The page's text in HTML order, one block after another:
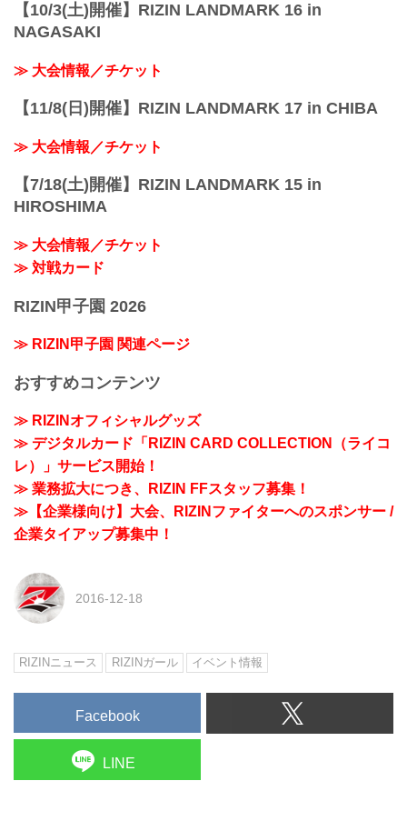
【10/3(土)開催】RIZIN LANDMARK 16 in
NAGASAKI
≫ 大会情報／チケット
【11/8(日)開催】RIZIN LANDMARK 17 in CHIBA
≫ 大会情報／チケット
【7/18(土)開催】RIZIN LANDMARK 15 in
HIROSHIMA
≫ 大会情報／チケット
≫ 対戦カード
RIZIN甲子園 2026
≫ RIZIN甲子園 関連ページ
おすすめコンテンツ
≫ RIZINオフィシャルグッズ
≫ デジタルカード「RIZIN CARD COLLECTION（ライコ
レ）」サービス開始！
≫ 業務拡大につき、RIZIN FFスタッフ募集！
≫【企業様向け】大会、RIZINファイターへのスポンサー /
企業タイアップ募集中！
2016-12-18
RIZINニュース RIZINガール イベント情報
Facebook
LINE